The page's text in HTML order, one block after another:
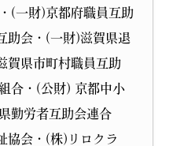
(一財)京都府職員互助
助会・(一財)滋賀県退
賀県市町村職員互助
合・(公財) 京都中小
勤労者互助会連合
協会・(株)リロクラ